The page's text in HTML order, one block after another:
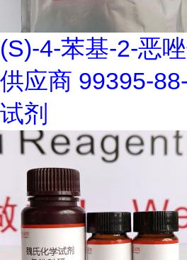
(S)-4-苯基-2-恶
供应商 99395-
试剂